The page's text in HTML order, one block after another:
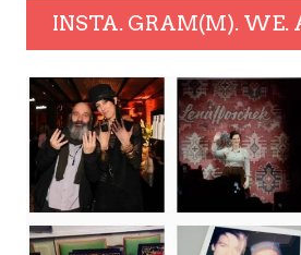
INSTA. GRAM(M). WE.